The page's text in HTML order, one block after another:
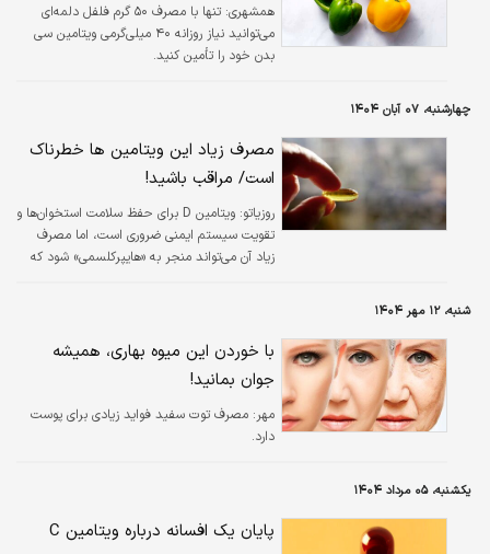
همشهری:
تنها با مصرف ۵۰ گرم فلفل دلمه‌ای
می‌توانید نیاز روزانه ۴۰ میلی‌گرمی ویتامین سی
بدن خود را تأمین کنید.
چهارشنبه، ۰۷ آبان ۱۴۰۴
مصرف زیاد این ویتامین ها خطرناک
است/ مراقب باشید!
روزیاتو:
ویتامین D برای حفظ سلامت استخوان‌ها و
تقویت سیستم ایمنی ضروری است، اما مصرف
زیاد آن می‌تواند منجر به «هایپرکلسمی» شود که
شنبه، ۱۲ مهر ۱۴۰۴
با خوردن این میوه بهاری، همیشه
جوان بمانید!
مهر: مصرف توت سفید فواید زیادی برای پوست
دارد.
یکشنبه، ۰۵ مرداد ۱۴۰۴
پایان یک افسانه درباره ویتامین C